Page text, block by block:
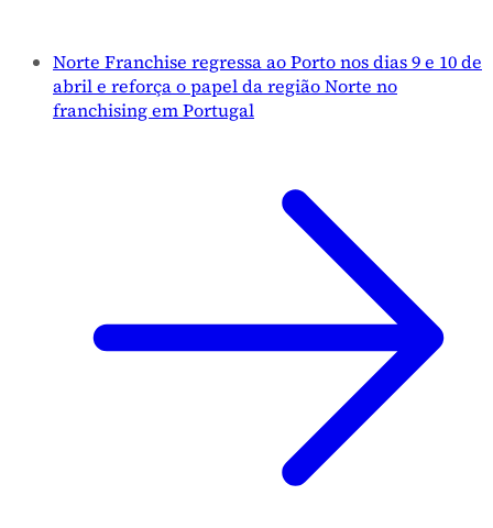
Norte Franchise regressa ao Porto nos dias 9 e 10 de
abril e reforça o papel da região Norte no
franchising em Portugal